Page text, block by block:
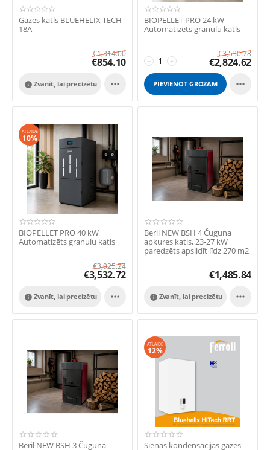
Gāzes katls BLUEHELIX TECH
18A
€1,314.00
€854.10
Zvanīt, lai precizētu
 
BIOPELLET PRO 24 kW
Automatizēts granulu katls
+
−
€3,530.78
€2,824.62
PIEVIENOT GROZAM 
ATLAIDE
10%
BIOPELLET PRO 40 kW
Automatizēts granulu katls
€3,925.24
€3,532.72
Zvanīt, lai precizētu
 
Beril NEW BSH 4 Čuguna
apkures katls, 23-27 kW
paredzēts apsildīt līdz 270 m2
€1,485.84
Zvanīt, lai precizētu
 
Beril NEW BSH 3 Čuguna
ATLAIDE
12%
Sienas kondensācijas gāzes